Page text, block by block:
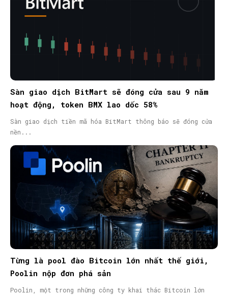
Sàn giao dịch BitMart sẽ đóng cửa sau 9 năm
hoạt động, token BMX lao dốc 58%
Sàn giao dịch tiền mã hóa BitMart thông báo sẽ đóng cửa
nền...
Từng là pool đào Bitcoin lớn nhất thế giới,
Poolin nộp đơn phá sản
Poolin, một trong những công ty khai thác Bitcoin lớn